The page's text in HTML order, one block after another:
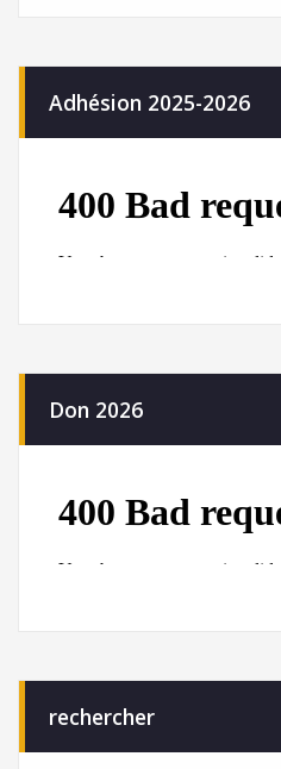
Adhésion 2025-2026
Don 2026
rechercher